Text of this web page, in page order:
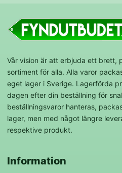
Vår vision är att erbjuda ett brett,
sortiment för alla. Alla varor
eget lager i Sverige. Lagerförda
dagen efter din beställning för
beställningsvaror hanteras,
lager, men med något längre
respektive produkt.
Information